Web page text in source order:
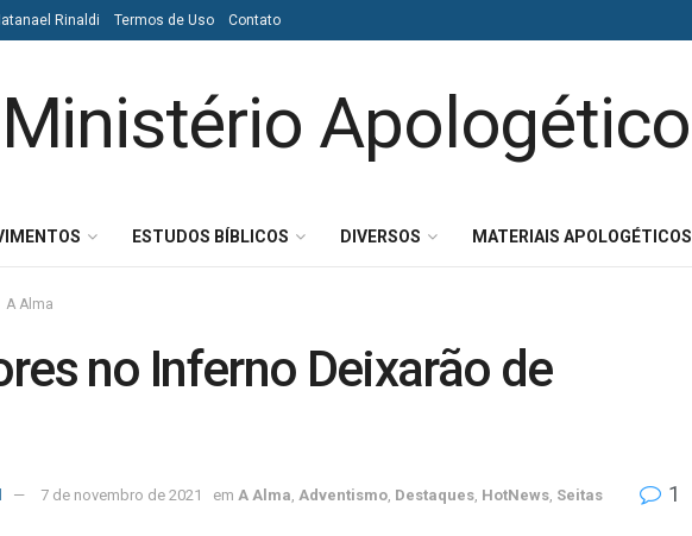
Rinaldi Termos de Uso Contato
ESTUDOS BÍBLICOS DIVERSOS MATERIAIS APOLOGÉTICOS
A Alma
no Inferno Deixarão de
7 de novembro de 2021 em A Alma Adventismo Destaques HotNews Seitas 1